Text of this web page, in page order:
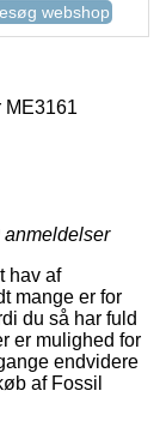
webshop
ME3161
anmeldelser
hav af
mange er for
du så har fuld
er mulighed for
endvidere
af Fossil